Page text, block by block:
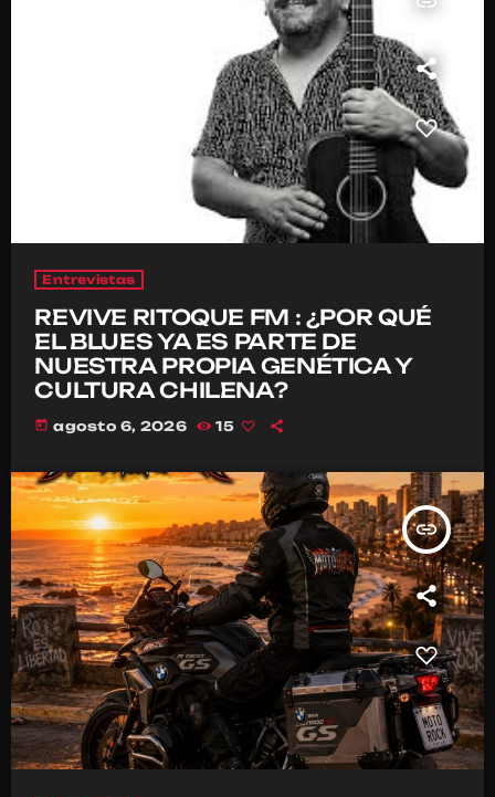
Entrevistas
REVIVE RITOQUE FM : ¿POR QUÉ
EL BLUES YA ES PARTE DE
NUESTRA PROPIA GENÉTICA Y
CULTURA CHILENA?
today agosto 6, 2026 15
insert_link